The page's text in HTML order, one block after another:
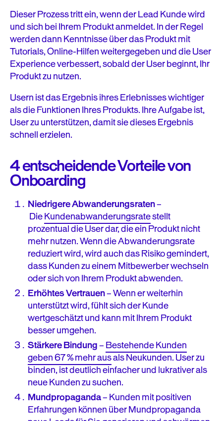
Dieser Prozess tritt ein, wenn der Lead Kunde wird
und sich bei Ihrem Produkt anmeldet. In der Regel
werden dann Kenntnisse über das Produkt mit
Tutorials, Online-Hilfen weitergegeben und die User
Experience verbessert, sobald der User beginnt, Ihr
Produkt zu nutzen.
Usern ist das Ergebnis ihres Erlebnisses wichtiger
als die Funktionen Ihres Produkts. Ihre Aufgabe ist,
User zu unterstützen, damit sie dieses Ergebnis
schnell erzielen.
4 entscheidende Vorteile von
Onboarding
Niedrigere Abwanderungsraten–
DieKundenabwanderungsratestellt
prozentual die User dar, die ein Produkt nicht
mehr nutzen. Wenn die Abwanderungsrate
reduziert wird, wird auch das Risiko gemindert,
dass Kunden zu einem Mitbewerber wechseln
oder sich von Ihrem Produkt abwenden.
Erhöhtes Vertrauen– Wenn er weiterhin
unterstützt wird, fühlt sich der Kunde
wertgeschätzt und kann mit Ihrem Produkt
besser umgehen.
Stärkere Bindung–Bestehende Kunden
geben 67 % mehr ausals Neukunden. User zu
binden, ist deutlich einfacher und lukrativer als
neue Kunden zu suchen.
Mundpropaganda– Kunden mit positiven
Erfahrungen können über Mundpropaganda